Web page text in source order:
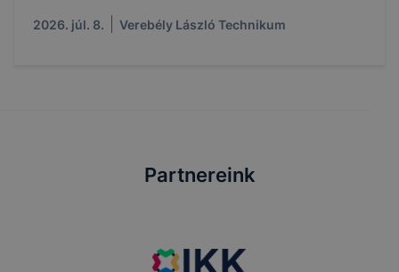
2026. júl. 8. Verebély László Technikum
Partnereink